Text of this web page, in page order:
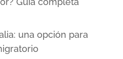
una opción para